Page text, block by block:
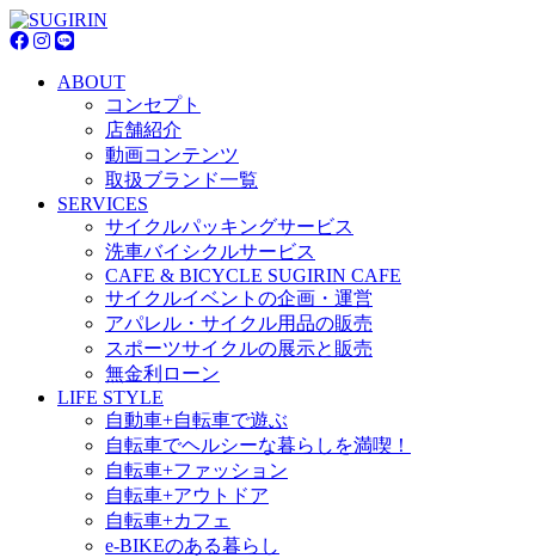
ABOUT
コンセプト
店舗紹介
動画コンテンツ
取扱ブランド一覧
SERVICES
サイクルパッキングサービス
洗車バイシクルサービス
CAFE & BICYCLE SUGIRIN CAFE
サイクルイベントの企画・運営
アパレル・サイクル用品の販売
スポーツサイクルの展示と販売
無金利ローン
LIFE STYLE
自動車+自転車で遊ぶ
自転車でヘルシーな暮らしを満喫！
自転車+ファッション
自転車+アウトドア
自転車+カフェ
e-BIKEのある暮らし